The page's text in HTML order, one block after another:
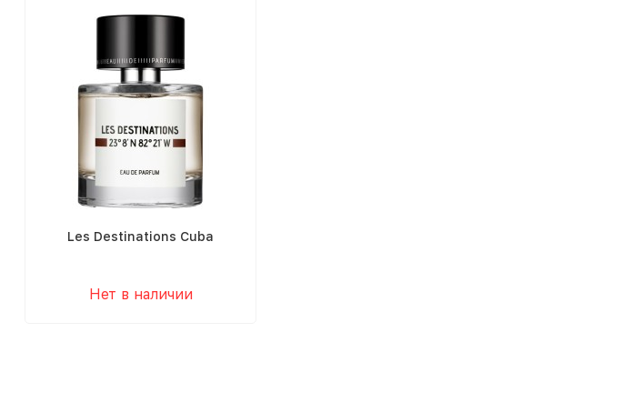
Les Destinations Cuba
Нет в наличии